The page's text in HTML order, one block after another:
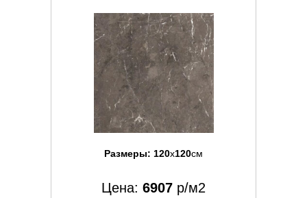
Размеры: 120x120см
Цена: 6907 р/м2